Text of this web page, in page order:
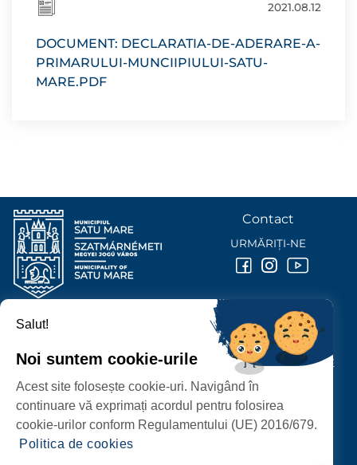
2021.08.12
DOCUMENT: DECLARATIA-DE-ADERARE-A-
PRIMARULUI-MUNCIIPIULUI-SATU-
MARE.PDF
PROTECȚIA DATELOR PERSONALE
PRIMĂRIA MUNICIPIULUI
P-ȚA 25 OCTOMBRIE, NR. 1 CORP M, 440026 SATU MARE
Contact
URMĂRIȚI-NE
Salut!
Noi suntem cookie-urile
Acest site folosește cookie-uri. Navigând în
continuare vă exprimați acordul pentru folosirea
cookie-urilor conform Regulamentului (UE) 2016/679.
Politica de cookies